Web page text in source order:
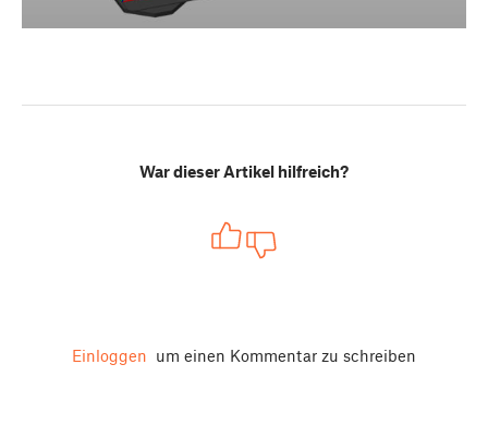
War dieser Artikel hilfreich?
Einloggen um einen Kommentar zu schreiben